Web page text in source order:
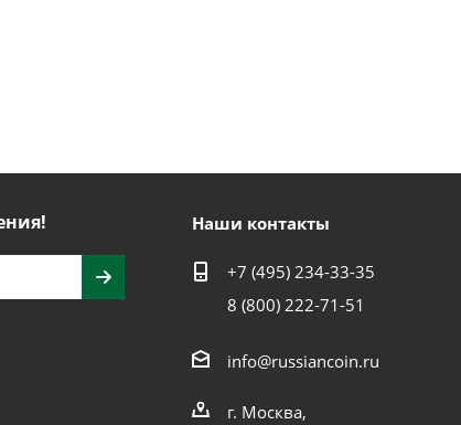
Наши контакты
+7 (495) 234-33-35
8 (800) 222-71-51
info@russiancoin.ru
г. Москва,